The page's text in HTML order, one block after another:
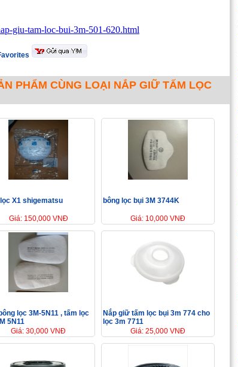
giu-tam-loc-bui-3m-501-620.html
PHẨM CÙNG LOẠI NẮP GIỮ TẤM LỌC
lọc X1 shigematsu
Giá: 150,000 VNĐ
bông lọc bụi 3M 3744K
Giá: 10,000 VNĐ
lọc 3M-5N11 , tấm lọc
5N11
Giá: 30,000 VNĐ
Nắp giữ tấm lọc bụi 3m 774 cho
lọc 3m 7711
Giá: 25,000 VNĐ